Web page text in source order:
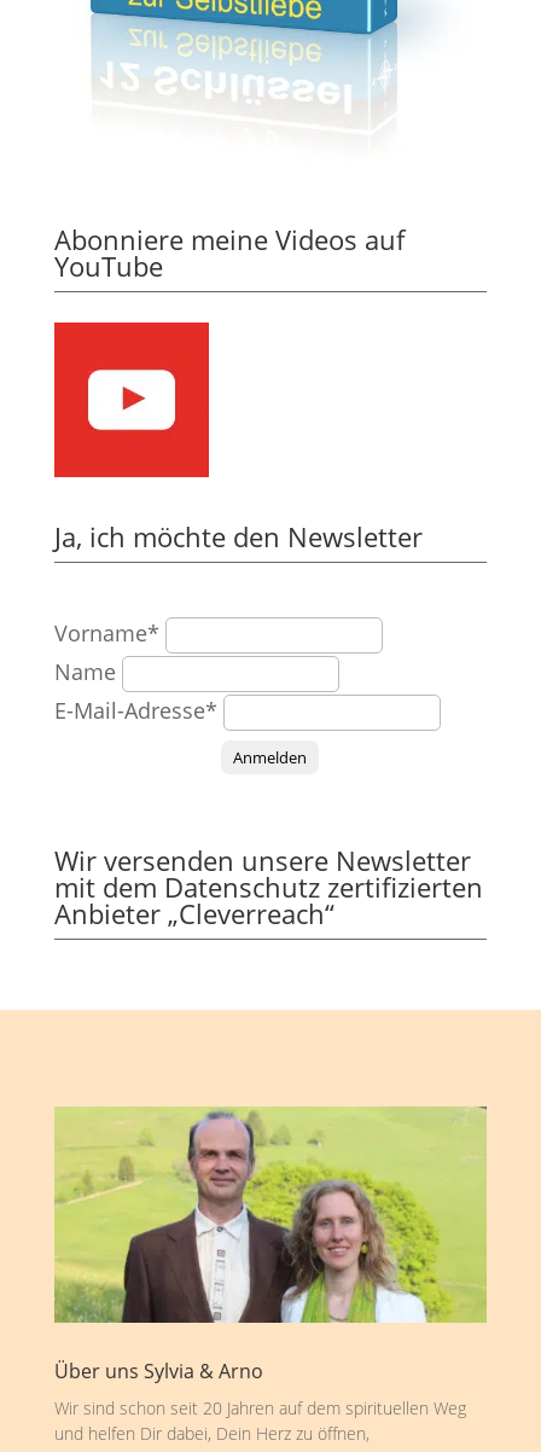
Abonniere meine Videos auf
YouTube
Ja, ich möchte den Newsletter
Vorname*
Name
E-Mail-Adresse*
Anmelden
Wir versenden unsere Newsletter
mit dem Datenschutz zertifizierten
Anbieter „Cleverreach“
Über uns Sylvia & Arno
Wir sind schon seit 20 Jahren auf dem spirituellen Weg
und helfen Dir dabei, Dein Herz zu öffnen,